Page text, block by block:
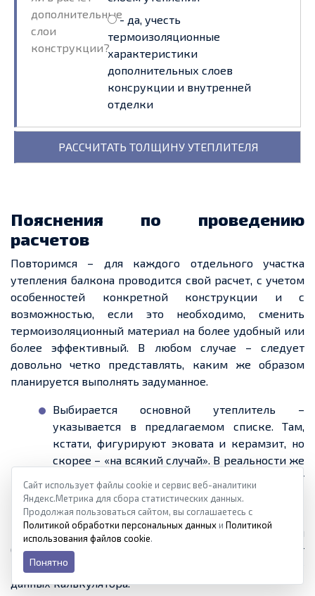
дополнительные
слои
конструкции?
- да, учесть
термоизоляционные
характеристики
дополнительных слоев
консрукции и внутренней
отделки
Пояснения по проведению
расчетов
Повторимся – для каждого отдельного участка
утепления балкона проводится свой расчет, с учетом
особенностей конкретной конструкции и с
возможностью, если это необходимо, сменить
термоизоляционный материал на более удобный или
более эффективный. В любом случае – следует
довольно четко представлять, каким же образом
планируется выполнять задуманное.
Выбирается основной утеплитель –
указывается в предлагаемом списке. Там,
кстати, фигурируют эковата и керамзит, но
скорее – «на всякий случай». В реальности же
балкон не совсем то место, где они могут
проявить себя.
Коэффициенты теплопроводности утеплителей
(равно, как и других материалов, что будут
попадаться по ходу расчета) уже занесены в базу
данных калькулятора.
Сайт использует файлы cookie и сервис веб-аналитики
Яндекс.Метрика для сбора статистических данных.
Продолжая пользоваться сайтом, вы соглашаетесь с
Политикой обработки персональных данных и Политикой
использования файлов cookie.
Понятно